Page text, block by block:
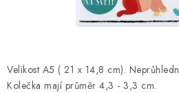
Velikost A5 ( 21 x 14,8 cm).
Kolečka mají průměr 4,3 - 3,3 cm.